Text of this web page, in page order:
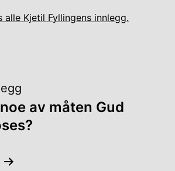
alle Kjetil Fyllingens innlegg.
av måten Gud